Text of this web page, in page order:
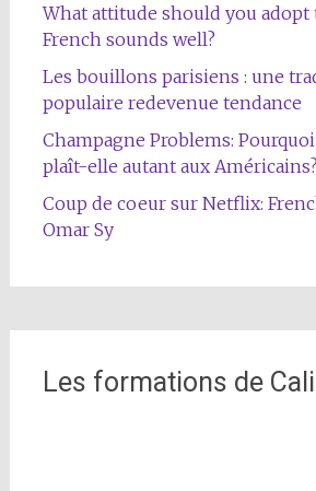
What attitude should you adopt
French sounds well?
Les bouillons parisiens : une
populaire redevenue tendance
Champagne Problems:
plaît-elle autant aux Américains?
Coup de coeur sur Netflix:
Omar Sy
Les formations de